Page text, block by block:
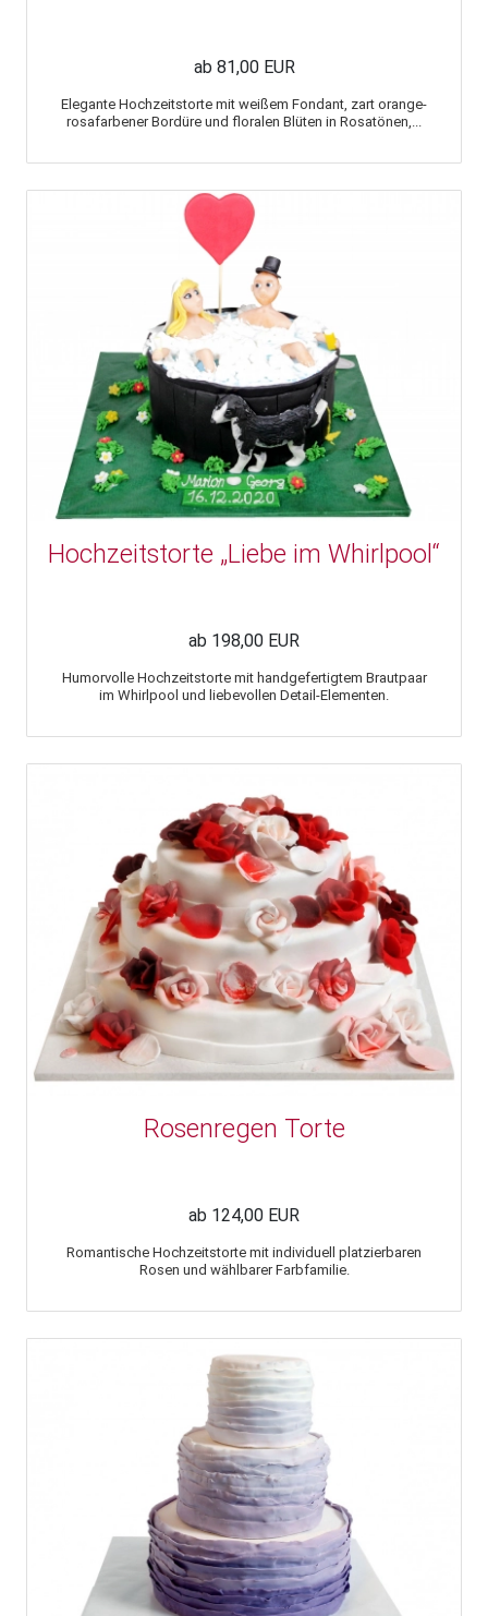
ab 81,00 EUR
Elegante Hochzeitstorte mit weißem Fondant, zart orange-
rosafarbener Bordüre und floralen Blüten in Rosatönen,...
Hochzeitstorte „Liebe im Whirlpool“
ab 198,00 EUR
Humorvolle Hochzeitstorte mit handgefertigtem Brautpaar
im Whirlpool und liebevollen Detail-Elementen.
Rosenregen Torte
ab 124,00 EUR
Romantische Hochzeitstorte mit individuell platzierbaren
Rosen und wählbarer Farbfamilie.